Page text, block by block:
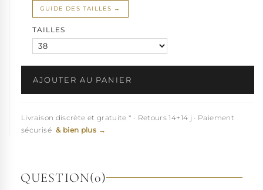
GUIDE DES TAILLES
TAILLES
AJOUTER AU PANIER
Livraison discrète et gratuite * · Retours 14+14 j · Paiement
sécurisé & bien plus →
QUESTION(0)